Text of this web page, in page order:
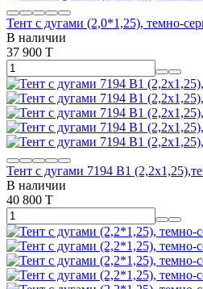
Тент с дугами (2,0*1,25), темно-
В наличии
37 900 T
Тент с дугами 7194 В1
В наличии
40 800 T